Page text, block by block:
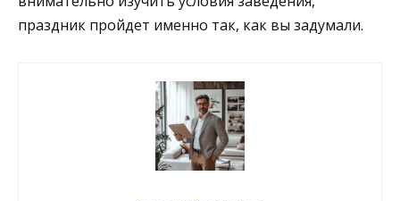
праздник пройдет именно так, как вы задумали.